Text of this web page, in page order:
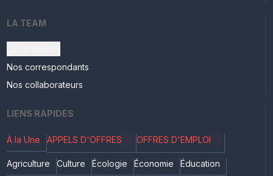
LA TEAM
Nos correspondants
Nos collaborateurs
LIENS RAPIDES
À la Une APPELS D'OFFRES OFFRES D'EMPLOI
Agriculture Culture Écologie Économie Éducation